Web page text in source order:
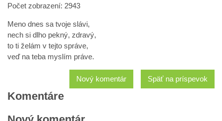
Počet zobrazení: 2943
Meno dnes sa tvoje slávi,
nech si dlho pekný, zdravý,
to ti želám v tejto správe,
veď na teba myslím práve.
Späť na príspevok
Nový komentár
Komentáre